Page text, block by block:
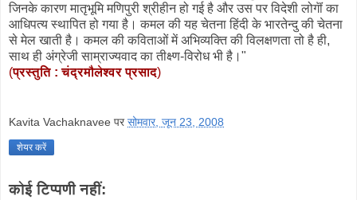
जिनके कारण मातृभूमि मणिपुरी श्रीहीन हो गई है और उस पर विदेशी लोगॊं का
आधिपत्य स्थापित हो गया है। कमल की यह चेतना हिंदी के भारतेन्दु की चेतना
से मेल खाती है। कमल की कविताओं में अभिव्यक्ति की विलक्षणता तो है ही,
साथ ही अंग्रेजी साम्राज्यवाद का तीक्ष्ण-विरोध भी है।"
(प्रस्तुति : चंद्रमौलेश्वरप्रसाद)
Kavita Vachaknavee परसोमवार, जून 23, 2008
शेयर करें
कोई टिप्पणी नहीं: